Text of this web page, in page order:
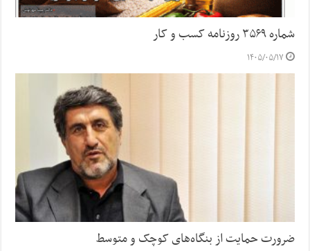
شماره ۳۵۶۹ روزنامه کسب و کار
۱۴۰۵/۰۵/۱۷
ضرورت حمایت از بنگاه‌های کوچک و متوسط